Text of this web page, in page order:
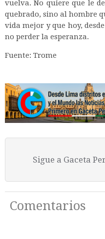
vuelva. No quiere que le
quebrado, sino al hombre
vida mejor y que hoy,
no perder la esperanza.
Fuente: Trome
Sigue a Gaceta
Comentarios